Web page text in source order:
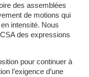
des assemblées
de motions qui
intensité. Nous
des expressions
pour continuer à
l’exigence d’une